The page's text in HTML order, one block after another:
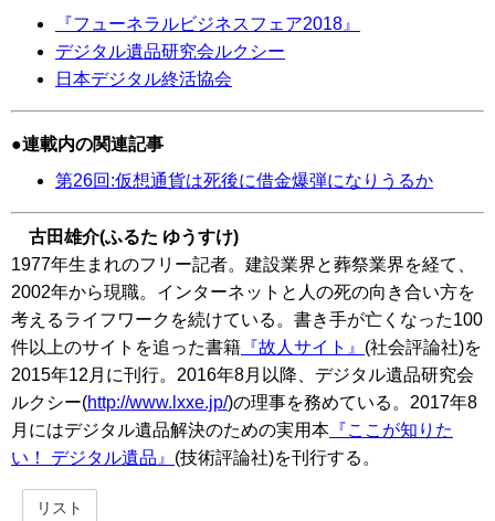
『フューネラルビジネスフェア2018』
デジタル遺品研究会ルクシー
日本デジタル終活協会
連載内の関連記事
第26回:仮想通貨は死後に借金爆弾になりうるか
古田雄介(ふるた ゆうすけ)
1977年生まれのフリー記者。建設業界と葬祭業界を経て、
2002年から現職。インターネットと人の死の向き合い方を
考えるライフワークを続けている。書き手が亡くなった100
件以上のサイトを追った書籍 『故人サイト』 (社会評論社)を
2015年12月に刊行。2016年8月以降、デジタル遺品研究会
ルクシー(http://www.lxxe.jp/)の理事を務めている。2017年8
月にはデジタル遺品解決のための実用本 『ここが知りた
い！ デジタル遺品』 (技術評論社)を刊行する。
リスト